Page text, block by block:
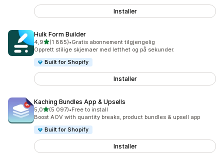
Installer
Hulk Form Builder
4,9av 5 stjerner
(1 885)
Totalt 1885 omtaler
•Gratis abonnement tilgjengelig
Opprett stilige skjemaer med letthet og på sekunder.
Built for Shopify
Installer
Kaching Bundles App & Upsells
5,0av 5 stjerner
(5 097)
Totalt 5097 omtaler
•Free to install
Boost AOV with quantity breaks, product bundles & upsell app
Built for Shopify
Installer